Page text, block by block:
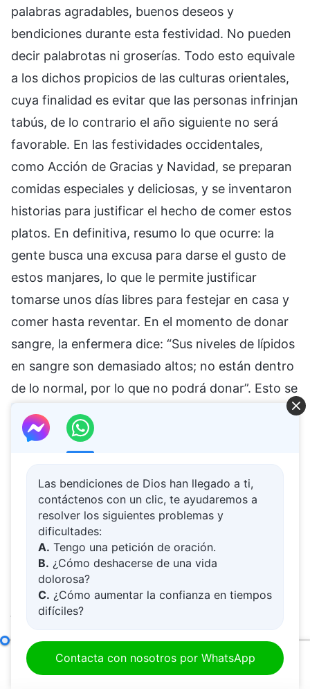
palabras agradables, buenos deseos y
bendiciones durante esta festividad. No pueden
decir palabrotas ni groserías. Todo esto equivale
a los dichos propicios de las culturas orientales,
cuya finalidad es evitar que las personas infrinjan
tabús, de lo contrario el año siguiente no será
favorable. En las festividades occidentales,
como Acción de Gracias y Navidad, se preparan
comidas especiales y deliciosas, y se inventaron
historias para justificar el hecho de comer estos
platos. En definitiva, resumo lo que ocurre: la
gente busca una excusa para darse el gusto de
estos manjares, lo que le permite justificar
tomarse unos días libres para festejar en casa y
comer hasta reventar. En el momento de donar
sangre, la enfermera dice: “Sus niveles de lípidos
en sangre son demasiado altos; no están dentro
de lo normal, por lo que no podrá donar”. Esto se
finalidad principal de celebrar estas festividades
tradicionales es disfrutar de buena comida y
bebida. Ha pasado de generación en generación,
de ancianos a jóvenes, y se convierte en una
tradición. Los pensamientos y puntos de vista
subyacentes que inculcan estas tradiciones, así
como ciertos dichos supersticiosos, también se
transmiten de ancianos a la generación más
joven.
¿Qué otros dichos supersticiosos existen? ¿Se
produce a menudo el tic ocular que acabo de
Las bendiciones de Dios han llegado a ti,
contáctenos con un clic, te ayudaremos a
resolver los siguientes problemas y
dificultades:
A. Tengo una petición de oración.
B. ¿Cómo deshacerse de una vida
dolorosa?
C. ¿Cómo aumentar la confianza en tiempos
difíciles?
a Dios
¿Cómo acoger al Señor Jesús?
Contacta con nosotros por WhatsApp
Cómo perseguir la verdad (15) Parte 2